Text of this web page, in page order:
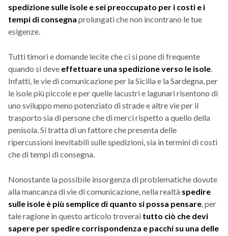
spedizione sulle isole e sei preoccupato per i costi e i
tempi di consegna prolungati che non incontrano le tue
esigenze.
Tutti timori e domande lecite che ci si pone di frequente
quando si deve effettuare una spedizione verso le isole
Infatti, le vie di comunicazione per la Sicilia e la Sardegna, per
le isole più piccole e per quelle lacustri e lagunari risentono di
uno sviluppo meno potenziato di strade e altre vie per il
trasporto sia di persone che di merci rispetto a quello della
penisola. Si tratta di un fattore che presenta delle
ripercussioni inevitabili sulle spedizioni, sia in termini di costi
che di tempi di consegna.
Nonostante la possibile insorgenza di problematiche dovute
alla mancanza di vie di comunicazione, nella realtà spedire
sulle isole è più semplice di quanto si possa pensare , per
tale ragione in questo articolo troverai tutto ciò che devi
sapere per spedire corrispondenza e pacchi su una delle